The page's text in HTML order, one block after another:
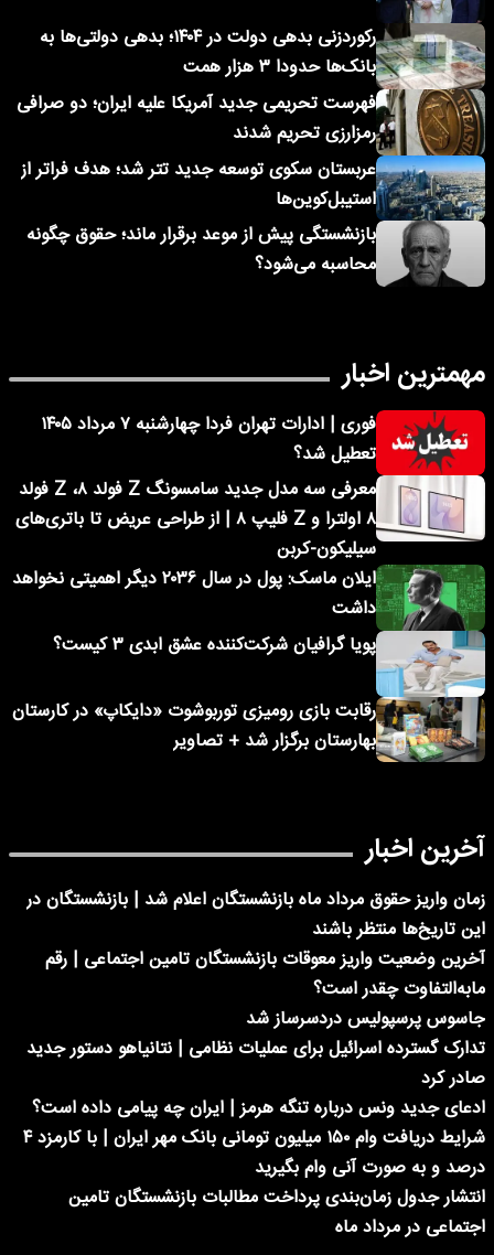
رکوردزنی بدهی دولت در ۱۴۰۴؛ بدهی دولتی‌ها به
بانک‌ها حدودا ۳ هزار همت
فهرست تحریمی جدید آمریکا علیه ایران؛ دو صرافی
رمزارزی تحریم شدند
عربستان سکوی توسعه جدید تتر شد؛ هدف فراتر از
استیبل‌کوین‌ها
بازنشستگی پیش از موعد برقرار ماند؛ حقوق چگونه
محاسبه می‌شود؟
مهمترین اخبار
فوری | ادارات تهران فردا چهارشنبه ۷ مرداد ۱۴۰۵
تعطیل شد؟
معرفی سه مدل جدید سامسونگ Z فولد ۸، Z فولد
۸ اولترا و Z فلیپ ۸ | از طراحی عریض تا باتری‌های
سیلیکون-کربن
ایلان ماسک: پول در سال ۲۰۳۶ دیگر اهمیتی نخواهد
داشت
پویا گرافیان شرکت‌کننده عشق ابدی ۳ کیست؟
رقابت بازی رومیزی توربوشوت «دایکاپ» در کارستان
بهارستان برگزار شد + تصاویر
آخرین اخبار
زمان واریز حقوق مرداد ماه بازنشستگان اعلام شد | بازنشستگان در
این تاریخ‌ها منتظر باشند
آخرین وضعیت واریز معوقات بازنشستگان تامین اجتماعی | رقم
مابه‌التفاوت چقدر است؟
جاسوس پرسپولیس دردسرساز شد
تدارک گسترده اسرائیل برای عملیات نظامی | نتانیاهو دستور جدید
صادر کرد
ادعای جدید ونس درباره تنگه هرمز | ایران چه پیامی داده است؟
شرایط دریافت وام ۱۵۰ میلیون تومانی بانک مهر ایران | با کارمزد ۴
درصد و به صورت آنی وام بگیرید
انتشار جدول زمان‌بندی پرداخت مطالبات بازنشستگان تامین
اجتماعی در مرداد ماه